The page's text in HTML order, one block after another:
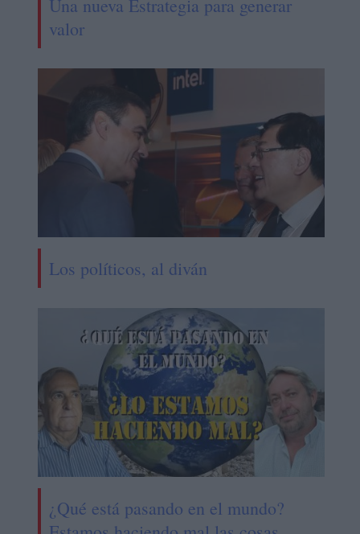
Una nueva Estrategia para generar
valor
Los políticos, al diván
¿Qué está pasando en el mundo?